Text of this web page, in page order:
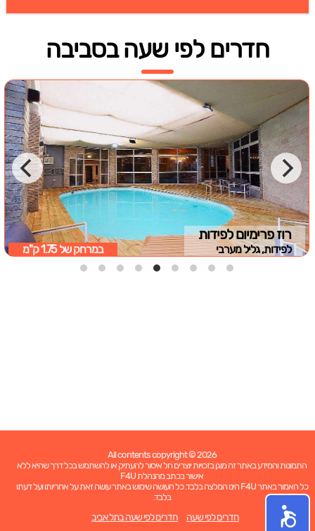
חדרים לפי שעה בסביבה
רוז פרימיום לפידות
לפידות, גליל מערבי במרחק של 1.75 ק"מ
All contents copyright © 2026
התמונות והמידע באתר זה מוגן בזכויות יוצרים חל איסור להעתיק או להשתמש בכל דרך שהיא ללא
אישור בכתב מהנהלת F4U
כל האמור באתר F4U הינו המלצה בלבד. כל העושה שימוש באתר עושה זאת על אחריותו ועל דעתו
בלבד.
חדרים לפי שעה חדרים לפי שעה בתל אביב